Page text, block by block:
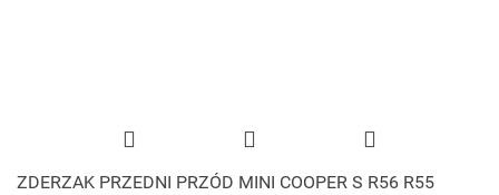
ZDERZAK PRZEDNI PRZÓD MINI COOPER S R56 R55